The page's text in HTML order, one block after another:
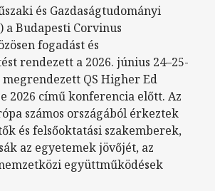
és Gazdaságtudományi
a Budapesti Corvinus
fogadást és
rendezett a 2026. június 24–25-
megrendezett QS Higher Ed
2026 című konferencia előtt. Az
számos országából érkeztek
és felsőoktatási szakemberek,
az egyetemek jövőjét, az
együttműködések